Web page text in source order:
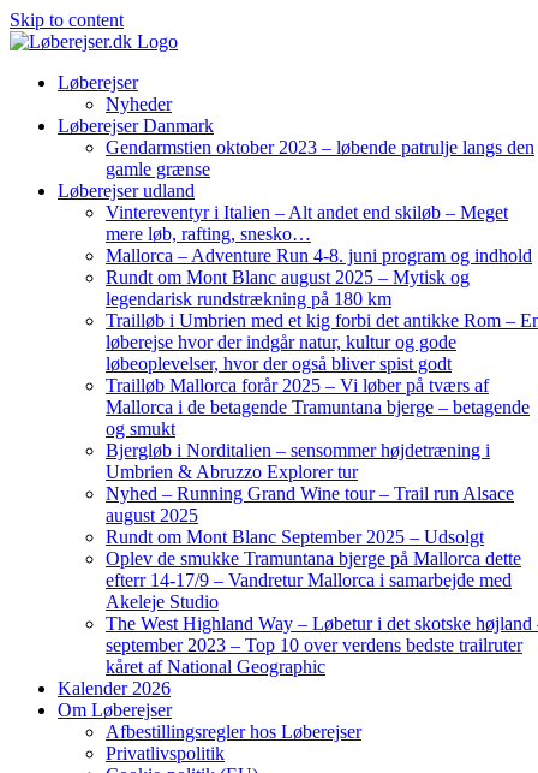
Skip to content
Løberejser
Nyheder
Løberejser Danmark
Gendarmstien oktober 2023 – løbende patrulje langs den
gamle grænse
Løberejser udland
Vintereventyr i Italien – Alt andet end skiløb – Meget
mere løb, rafting, snesko…
Mallorca – Adventure Run 4-8. juni program og indhold
Rundt om Mont Blanc august 2025 – Mytisk og
legendarisk rundstrækning på 180 km
Trailløb i Umbrien med et kig forbi det antikke Rom –
løberejse hvor der indgår natur, kultur og gode
løbeoplevelser, hvor der også bliver spist godt
Trailløb Mallorca forår 2025 – Vi løber på tværs af
Mallorca i de betagende Tramuntana bjerge – betagende
og smukt
Bjergløb i Norditalien – sensommer højdetræning i
Umbrien & Abruzzo Explorer tur
Nyhed – Running Grand Wine tour – Trail run Alsace
august 2025
Rundt om Mont Blanc September 2025 – Udsolgt
Oplev de smukke Tramuntana bjerge på Mallorca dette
efterr 14-17/9 – Vandretur Mallorca i samarbejde med
Akeleje Studio
The West Highland Way – Løbetur i det skotske højland
september 2023 – Top 10 over verdens bedste trailruter
kåret af National Geographic
Kalender 2026
Om Løberejser
Afbestillingsregler hos Løberejser
Privatlivspolitik